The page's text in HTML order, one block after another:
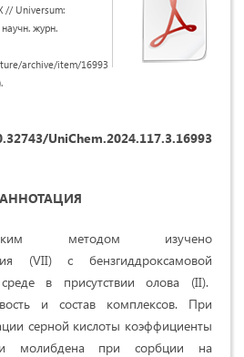
Universum:
журн.
archive/item/16993
UniChem.2024.117.3.16993
АННОТАЦИЯ
методом изучено
(VII) с бензгиддроксамовой
в присутствии олова (II).
и состав комплексов. При
серной кислоты коэффициенты
и молибдена при сорбции на